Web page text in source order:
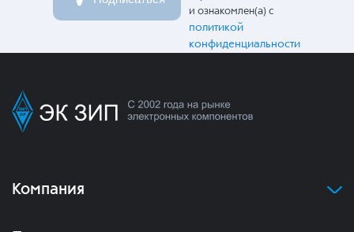
и ознакомлен(а) с
политикой
конфиденциальности
Компания